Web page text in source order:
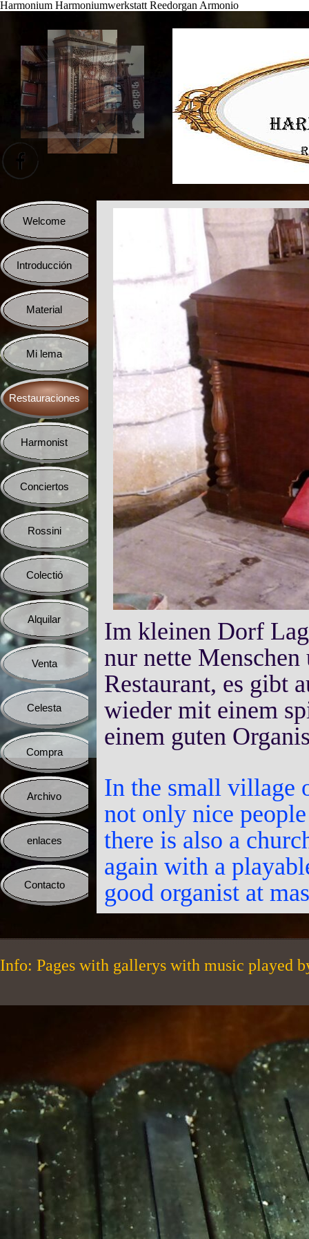
Harmonium Harmoniumwerkstatt Reedorgan Armonio
Saltar menú
Welcome
Introducción
Material
Mi lema
Restauraciones
Harmonist
Conciertos
Rossini ▼
Colectió
Alquilar
Venta ▼
Celesta ▼
Compra
Archivo ▼
enlaces ▼
Contacto
Im kleinen Dorf
nur nette
Restaurant, es gibt
wieder mit einem
einem guten
In the small village
not only nice
there is also a
again with a
good organist at
Info: Pages with gallerys with music played